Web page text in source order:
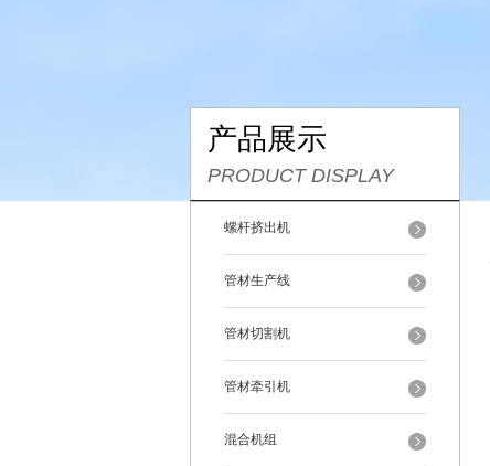
产品展示
PRODUCT DISPLAY
螺杆挤出机
管材生产线
管材切割机
管材牵引机
混合机组